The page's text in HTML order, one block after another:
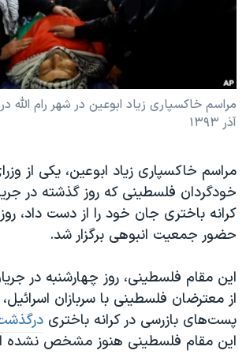
فرهنگ و زندگی
علم و فناوری
اسرائیل در جنگ
آرشیو پخش زنده
انتخابات ریاست جمهوری آمریکا ۲۰۲۴
حمله جمهوری اسلامی به اسرائیل
رمز مهسا
ورزش زنان در ایران
مجموعه مستندهای دادخواهی
تریبونال مردمی آبان ۹۸
دادگاه حمید نوری
چهل سال گروگان‌گیری
قانون شفافیت دارائی کادر رهبری ایران
اعتراضات مردمی آبان ۹۸
زبانهای مختلف آذر ۱۳۹۳
مراسم خاکسپاری زیاد ابوعین، یکی از
خودگردان فلسطینی که روز گذشته در
کرانه باختری جان خود را از دست داد،
حضور جمعیت انبوهی برگزار شد.
این مقام فلسطینی، روز چهارشنبه در
از معترضان فلسطینی با سربازان
پست‌‌های بازرسی در کرانه باختری
این مقام فلسطینی هنوز مشخص نشده